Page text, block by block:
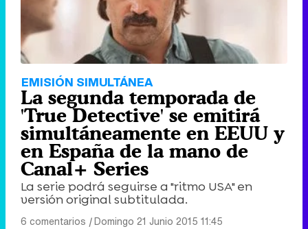
EMISIÓN SIMULTÁNEA
La segunda temporada de
'True Detective' se emitirá
simultáneamente en EEUU y
en España de la mano de
Canal+ Series
La serie podrá seguirse a "ritmo USA" en
versión original subtitulada.
6 comentarios |Domingo 21 Junio 2015 11:45